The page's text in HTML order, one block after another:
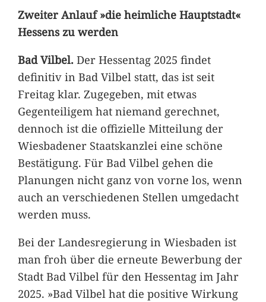
Zweiter Anlauf »die heimliche Hauptstadt«
Hessens zu werden
Bad Vilbel.Der Hessentag 2025 findet
definitiv in Bad Vilbel statt, das ist seit
Freitag klar. Zugegeben, mit etwas
Gegenteiligem hat niemand gerechnet,
dennoch ist die offizielle Mitteilung der
Wiesbadener Staatskanzlei eine schöne
Bestätigung. Für Bad Vilbel gehen die
Planungen nicht ganz von vorne los, wenn
auch an verschiedenen Stellen umgedacht
werden muss.
Bei der Landesregierung in Wiesbaden ist
man froh über die erneute Bewerbung der
Stadt Bad Vilbel für den Hessentag im Jahr
2025. »Bad Vilbel hat die positive Wirkung